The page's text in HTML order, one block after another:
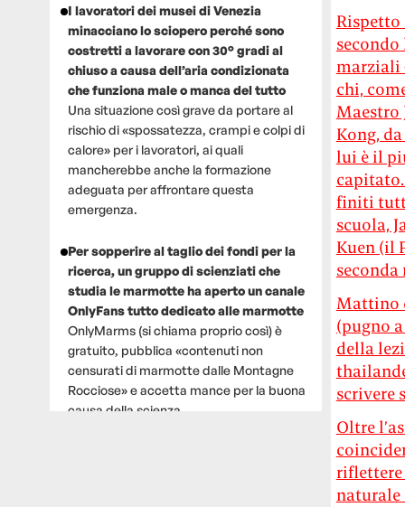
I lavoratori dei musei di Venezia
minacciano lo sciopero perché sono
costretti a lavorare con 30° gradi al
chiuso a causa dell’aria condizionata
che funziona male o manca del tutto
Una situazione così grave da portare al
rischio di «spossatezza, crampi e colpi di
calore» per i lavoratori, ai quali
mancherebbe anche la formazione
adeguata per affrontare questa
emergenza.
Per sopperire al taglio dei fondi per la
ricerca, un gruppo di scienziati che
studia le marmotte ha aperto un canale
OnlyFans tutto dedicato alle marmotte
OnlyMarms (si chiama proprio così) è
gratuito, pubblica «contenuti non
censurati di marmotte dalle Montagne
Rocciose» e accetta mance per la buona
causa della scienza.
Rispetto
marziali
chi,
Maestro
Kong,
lui è il
finiti tutti
scuola,
Kuen (il
Mattino
(pugno
della
scrivere
Oltre
riflettere
naturale